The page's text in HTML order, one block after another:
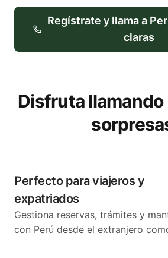
Regístrate y llama a
claras
Disfruta llamando
Perfecto para viajeros y
expatriados
Gestiona reservas, trámites y
con Perú desde el extranjero